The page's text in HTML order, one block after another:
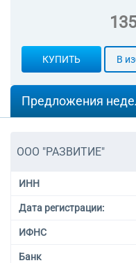
КУПИТЬ В
Предложения
ООО "РАЗВИТИЕ"
ИНН
Дата регистрации:
ИФНС
Банк